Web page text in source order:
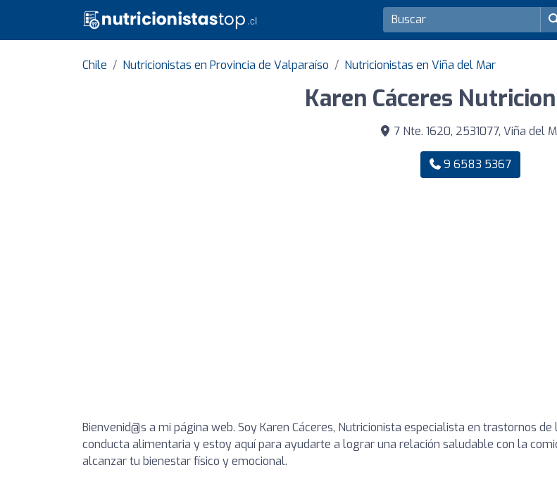
Chile Nutricionistas en Provincia de Valparaíso Nutricionistas en Viña del Mar
Karen Cáceres
7 Nte. 1620, 2531077, Viña del
9 6583 5367
Bienvenid@s a mi página web. Soy Karen Cáceres, Nutricionista especialista en trastornos de
conducta alimentaria y estoy aquí para ayudarte a lograr una relación saludable con la
alcanzar tu bienestar físico y emocional.